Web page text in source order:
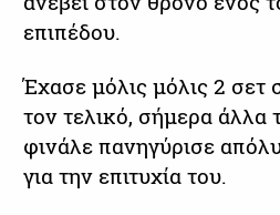
επιπέδου.
Έχασε μόλις μόλις 2 σετ
τον τελικό, σήμερα άλλα
φινάλε πανηγύρισε
για την επιτυχία του.